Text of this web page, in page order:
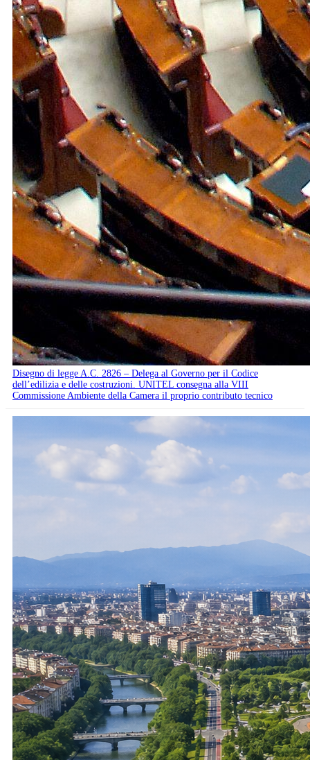
Disegno di legge A.C. 2826 – Delega al Governo per il Codice
dell’edilizia e delle costruzioni. UNITEL consegna alla VIII
Commissione Ambiente della Camera il proprio contributo tecnico